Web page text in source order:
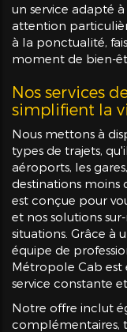
un service adapté à
attention
à la ponctualité,
moment de bien-
Nos services
simplifient la
Nous mettons à
types de trajets,
aéroports, les
destinations moins
est conçue pour
et nos solutions
situations. Grâce à
équipe de
Métropole Cab est
service constante
Notre offre inclut
complémentaires,